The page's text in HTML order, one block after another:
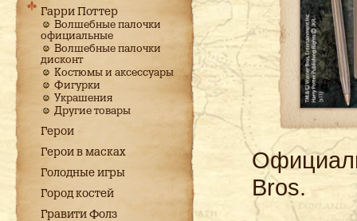
Гарри Поттер
Волшебные палочки
официальные
Волшебные палочки
дисконт
Костюмы и аксессуары
Фигурки
Украшения
Другие товары
Герои
Герои в масках
Голодные игры
Город костей
Гравити Фолз
Bros.